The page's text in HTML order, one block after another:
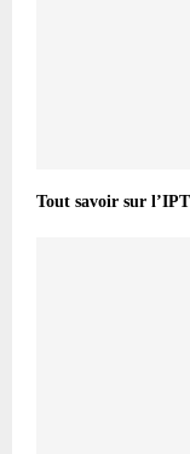
Tout savoir sur